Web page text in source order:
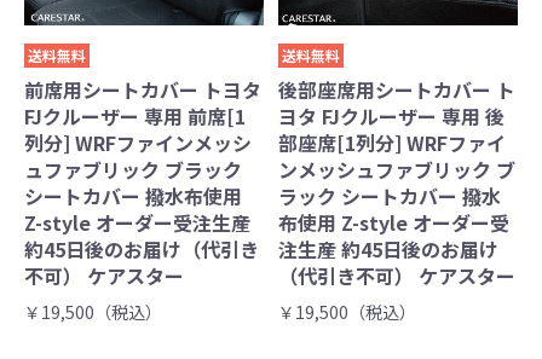
送料無料
前席用シートカバー トヨタ
FJクルーザー 専用 前席[1
列分] WRFファインメッシ
ュファブリック ブラック
シートカバー 撥水布使用
Z-style オーダー受注生産
約45日後のお届け（代引き
不可） ケアスター
￥19,500（税込）
送料無料
後部座席用シートカバー ト
ヨタ FJクルーザー 専用 後
部座席[1列分] WRFファイ
ンメッシュファブリック ブ
ラック シートカバー 撥水
布使用 Z-style オーダー受
注生産 約45日後のお届け
（代引き不可） ケアスター
￥19,500（税込）